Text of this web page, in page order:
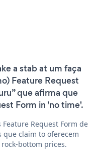
a stab at um faça
Feature Request
que afirma que
Form in 'no time'.
Request Form de
claim to oferecem
bottom prices.